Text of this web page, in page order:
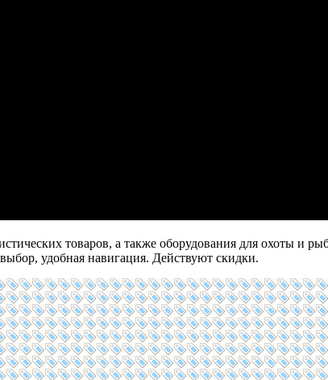
товаров, а также оборудования для охоты и
удобная навигация. Действуют скидки.